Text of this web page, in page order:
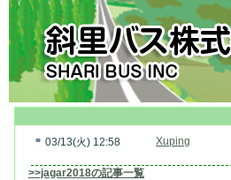
■ 03/13(火) 12:58 Xuping
>>jagar2018の記事一覧